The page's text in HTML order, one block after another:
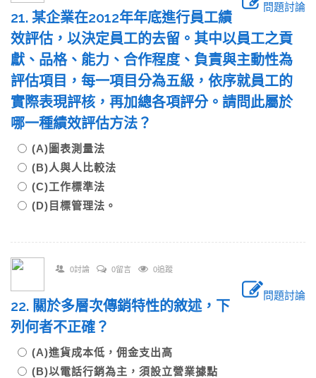
問題討論
21. 某企業在2012年年底進行員工績
效評估，以決定員工的去留。其中以員工之貢
獻、品格、能力、合作程度、負責與主動性為
評估項目，每一項目分為五級，依序就員工的
實際表現評核，再加總各項評分。請問此屬於
哪一種績效評估方法？
(A)圖表測量法
(B)人與人比較法
(C)工作標準法
(D)目標管理法。
0討論 0留言 0追蹤
問題討論
22. 關於多層次傳銷特性的敘述，下
列何者不正確？
(A)進貨成本低，佣金支出高
(B)以電話行銷為主，須設立營業據點